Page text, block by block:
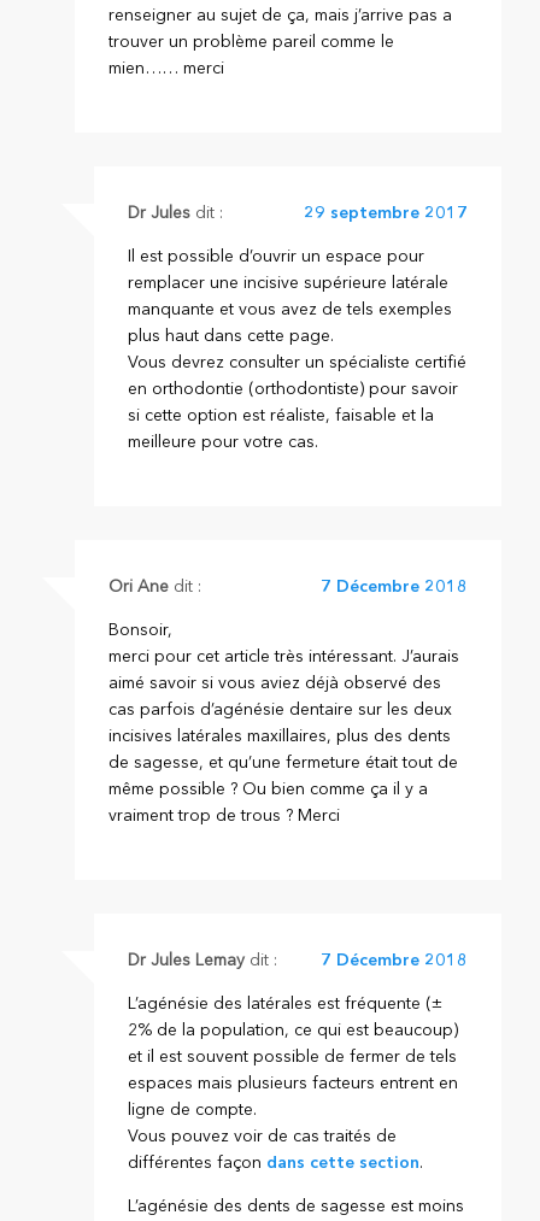
renseigner au sujet de ça, mais j’arrive pas a
trouver un problème pareil comme le
mien…… merci
Dr Jules dit : 29 septembre 2017
Il est possible d’ouvrir un espace pour
remplacer une incisive supérieure latérale
manquante et vous avez de tels exemples
plus haut dans cette page.
Vous devrez consulter un spécialiste certifié
en orthodontie (orthodontiste) pour savoir
si cette option est réaliste, faisable et la
meilleure pour votre cas.
Ori Ane dit : 7 Décembre 2018
Bonsoir,
merci pour cet article très intéressant. J’aurais
aimé savoir si vous aviez déjà observé des
cas parfois d’agénésie dentaire sur les deux
incisives latérales maxillaires, plus des dents
de sagesse, et qu’une fermeture était tout de
même possible ? Ou bien comme ça il y a
vraiment trop de trous ? Merci
Dr Jules Lemay dit : 7 Décembre 2018
L’agénésie des latérales est fréquente (±
2% de la population, ce qui est beaucoup)
et il est souvent possible de fermer de tels
espaces mais plusieurs facteurs entrent en
ligne de compte.
Vous pouvez voir de cas traités de
différentes façon dans cette section.
L’agénésie des dents de sagesse est moins